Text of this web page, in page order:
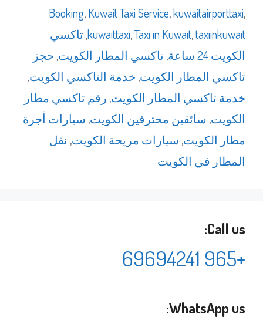
Booking,Kuwait Taxi Service,kuwaitairporttaxi,
kuwaittaxi,Taxi in Kuwait,taxiinkuwait
, تاكسي
الكويت 24 ساعة
, تاكسي المطار الكويت, حجز
تاكسي المطار الكويت, خدمة التاكسي الكويت,
خدمة تاكسي المطار الكويت, رقم تاكسي مطار
الكويت, سائقين محترفين الكويت, سيارات أجرة
مطار الكويت, سيارات مريحة الكويت, نقل
المطار في الكويت
Call us:
+965 69694241
WhatsApp us: